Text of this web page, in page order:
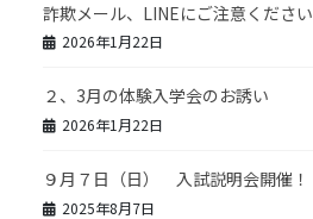
詐欺メール、LINEにご注意ください
2026年1月22日
２、3月の体験入学会のお誘い
2026年1月22日
９月７日（日） 入試説明会開催！
2025年8月7日